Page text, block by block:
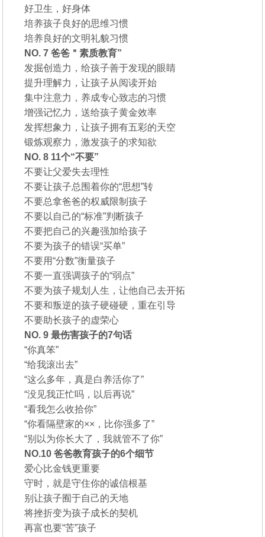
好卫生，好身体
培养孩子良好的思维习惯
培养良好的文明礼貌习惯
NO. 7 爸爸＂素质教育”
发掘创造力，给孩子善于发现的眼睛
提升理解力，让孩子从阅读开始
集中注意力，养成专心致志的习惯
增强记忆力，送给孩子黄金效率
发挥想象力，让孩子拥有五彩的天空
锻炼观察力，激发孩子的求知欲
NO. 8 11个“不要”
不要让父爱失去理性
不要让孩子总围着你的“思想”转
不要总拿爸爸的权威限制孩子
不要以自己的“标准”判断孩子
不要把自己的兴趣强加给孩子
不要为孩子的错误“买单”
不要用“分数”衡量孩子
不要一直强调孩子的“弱点”
不要为孩子规划人生，让他自己去开拓
不要和叛逆的孩子硬碰硬，重在引导
不要助长孩子的虚荣心
NO. 9 最伤害孩子的7句话
“你真笨”
“给我滚出去”
“这么多年，真是白养活你了”
“没见我正忙吗，以后再说”
“看我怎么收拾你”
“你看隔壁家的××，比你强多了”
“别以为你长大了，我就管不了你”
NO.10 爸爸教育孩子的6个细节
爱心比金钱更重要
守时，就是守住你的诚信根基
别让孩子囿于自己的天地
将挫折变为孩子成长的契机
再富也要“苦”孩子